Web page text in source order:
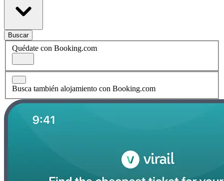
Buscar
Quédate con Booking.com
Busca también alojamiento con Booking.com